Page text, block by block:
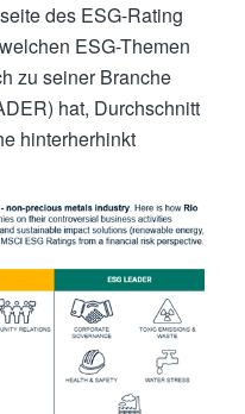
des ESG-Rating
ESG-Themen
zu seiner Branche
hat, Durchschnitt
hinterherhinkt